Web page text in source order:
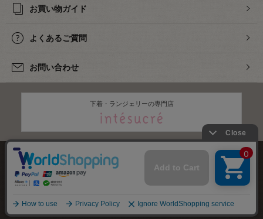
お買い物ガイド
よくあるご質問
お問い合わせ
下着・ランジェリーの専門店
株式会社オカダヤ
特定商取引法に基づく表記 プライバシーポリシー サイトマップ
2012-2026OKADAYA CO.,LTD.